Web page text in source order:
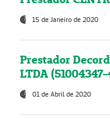
15 de Janeiro de 2020
Prestador
LTDA
01 de Abril de 2020